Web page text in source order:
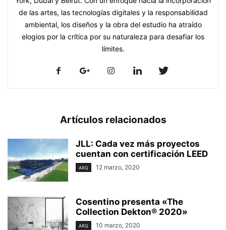
de las artes, las tecnologías digitales y la responsabilidad
ambiental, los diseños y la obra del estudio ha atraído
elogios por la crítica por su naturaleza para desafiar los
límites.
Artículos relacionados
JLL: Cada vez más proyectos
cuentan con certificación LEED
ARQ 12 marzo, 2020
Cosentino presenta «The
Collection Dekton® 2020»
ARQ 10 marzo, 2020